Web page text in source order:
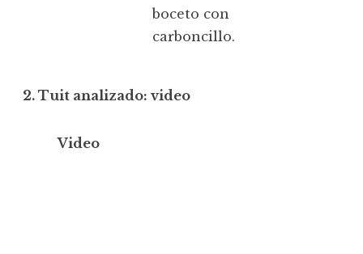
boceto con
carboncillo.
2. Tuit analizado: video
Video